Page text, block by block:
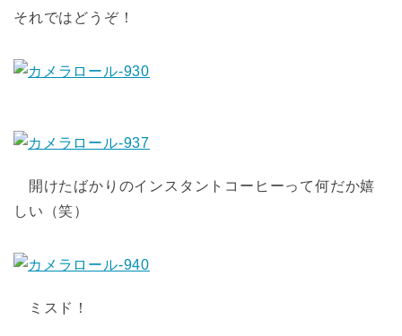
それではどうぞ！
開けたばかりのインスタントコーヒーって何だか嬉
しい（笑）
ミスド！